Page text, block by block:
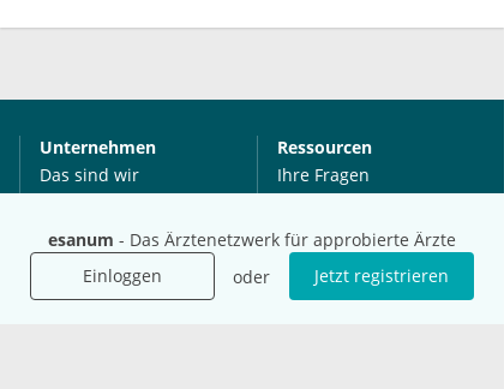
esanum - Das Ärztenetzwerk für approbierte Ärzte
Einloggen
oder Jetzt registrieren
Unternehmen
Das sind wir
Für Agenturen
Mediadaten
Presse
Ressourcen
Ihre Fragen